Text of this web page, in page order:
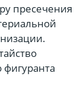
пресечения